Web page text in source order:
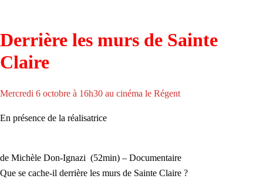
Derrière les murs de Sainte
Claire
Mercredi 6 octobre à 16h30 au cinéma le Régent
En présence de la réalisatrice
de Michèle Don-Ignazi (52min) – Documentaire
Que se cache-il derrière les murs de Sainte Claire ?